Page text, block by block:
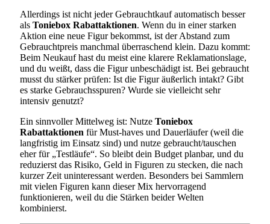
Allerdings ist nicht jeder Gebrauchtkauf automatisch besser
als Toniebox Rabattaktionen. Wenn du in einer starken
Aktion eine neue Figur bekommst, ist der Abstand zum
Gebrauchtpreis manchmal überraschend klein. Dazu kommt:
Beim Neukauf hast du meist eine klarere Reklamationslage,
und du weißt, dass die Figur unbeschädigt ist. Bei gebraucht
musst du stärker prüfen: Ist die Figur äußerlich intakt? Gibt
es starke Gebrauchsspuren? Wurde sie vielleicht sehr
intensiv genutzt?
Ein sinnvoller Mittelweg ist: Nutze Toniebox
Rabattaktionen für Must-haves und Dauerläufer (weil die
langfristig im Einsatz sind) und nutze gebraucht/tauschen
eher für „Testläufe“. So bleibt dein Budget planbar, und du
reduzierst das Risiko, Geld in Figuren zu stecken, die nach
kurzer Zeit uninteressant werden. Besonders bei Sammlern
mit vielen Figuren kann dieser Mix hervorragend
funktionieren, weil du die Stärken beider Welten
kombinierst.